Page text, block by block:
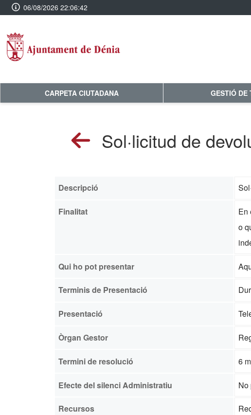
06/08/2026 22:06:42
CARPETA CIUTADANA GESTIÓ DE
Sol·licitud de
Descripció
Finalitat
En
o
Qui ho pot presentar
Terminis de Presentació
Presentació
Òrgan Gestor
Termini de resolució 6
Efecte del silenci Administratiu No
Recursos